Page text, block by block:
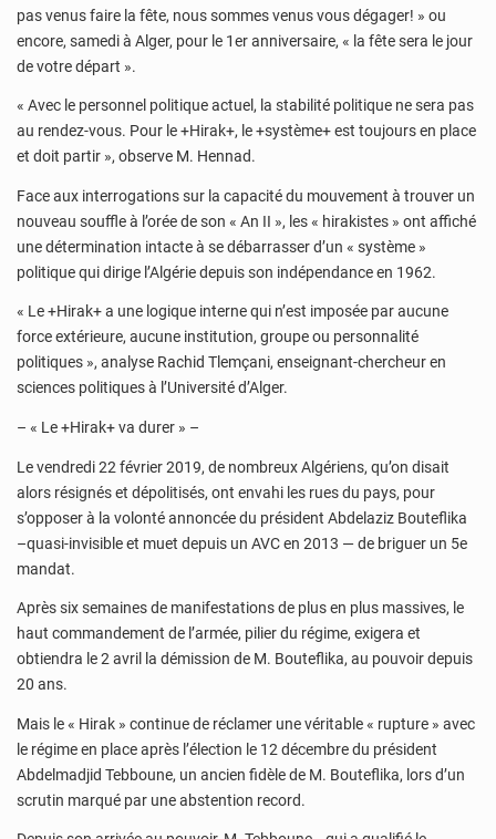
pas venus faire la fête, nous sommes venus vous dégager! » ou
encore, samedi à Alger, pour le 1er anniversaire, « la fête sera le jour
de votre départ ».
« Avec le personnel politique actuel, la stabilité politique ne sera pas
au rendez-vous. Pour le +Hirak+, le +système+ est toujours en place
et doit partir », observe M. Hennad.
Face aux interrogations sur la capacité du mouvement à trouver un
nouveau souffle à l’orée de son « An II », les « hirakistes » ont affiché
une détermination intacte à se débarrasser d’un « système »
politique qui dirige l’Algérie depuis son indépendance en 1962.
« Le +Hirak+ a une logique interne qui n’est imposée par aucune
force extérieure, aucune institution, groupe ou personnalité
politiques », analyse Rachid Tlemçani, enseignant-chercheur en
sciences politiques à l’Université d’Alger.
– « Le +Hirak+ va durer » –
Le vendredi 22 février 2019, de nombreux Algériens, qu’on disait
alors résignés et dépolitisés, ont envahi les rues du pays, pour
s’opposer à la volonté annoncée du président Abdelaziz Bouteflika
–quasi-invisible et muet depuis un AVC en 2013 — de briguer un 5e
mandat.
Après six semaines de manifestations de plus en plus massives, le
haut commandement de l’armée, pilier du régime, exigera et
obtiendra le 2 avril la démission de M. Bouteflika, au pouvoir depuis
20 ans.
Mais le « Hirak » continue de réclamer une véritable « rupture » avec
le régime en place après l’élection le 12 décembre du président
Abdelmadjid Tebboune, un ancien fidèle de M. Bouteflika, lors d’un
scrutin marqué par une abstention record.